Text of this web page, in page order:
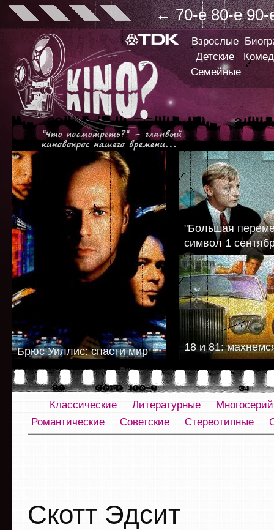
← 70-е 80-е 90-
Взрослые
Детские
Семейные
Брюс Уиллис: спасти мир
"Большая
символ 1
18 и 81:
Классические Литературные
Романтические
Советские Стереотипные
Скотт Эдсит